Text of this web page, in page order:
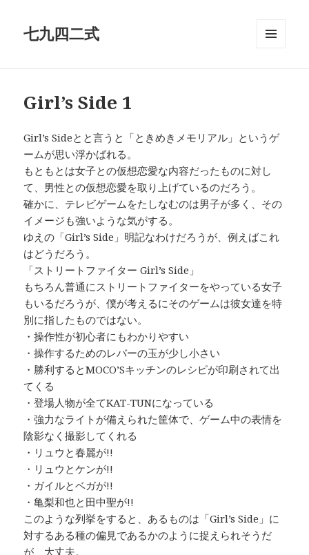
七九四二式
Girl’s Side 1
Girl’s Sideとと言うと「ときめきメモリアル」というゲ
ームが思い浮かばれる。
もともとは女子との仮想恋愛な内容だったものに対し
て、男性との仮想恋愛を取り上げているのだろう。
確かに、テレビゲームをたしなむのは男子が多く、その
イメージも強いような気がする。
ゆえの「Girl’s Side」明記なわけだろうが、例えばこれ
はどうだろう。
「ストリートファイター Girl’s Side」
もちろん普通にストリートファイターをやっている女子
もいるだろうが、僕が考えるにそのゲームは彼女達を特
別に指したものではない。
・操作性が初心者にもわかりやすい
・操作するためのレバーの玉が少し小さい
・勝利するとMOCO’Sキッチンのレシピが印刷されて出
てくる
・登場人物が全てKAT-TUNになっている
・強力なライトが備えられた筐体で、ゲーム中の表情を
陰影なく撮影してくれる
・リュウと春麗が!!
・リュウとケンが!!
・ガイルとベガが!!
・亀梨和也と田中聖が!!
このような列挙をすると、あるものは「Girl’s Side」に
対するある種の偏見であるかのように捉えられそうだ
が、大丈夫。